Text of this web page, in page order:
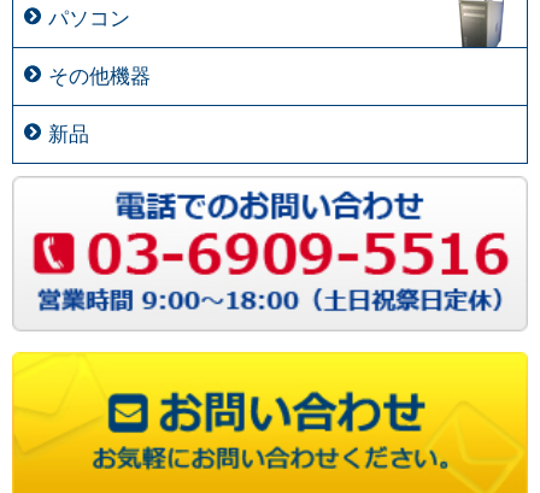
パソコン
その他機器
新品